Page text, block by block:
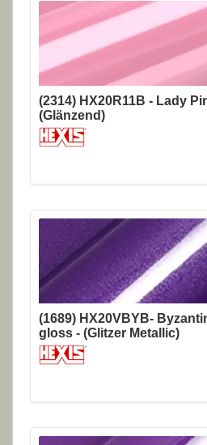
(2314) HX20R11B - Lady
(Glänzend)
(1689) HX20VBYB-
gloss - (Glitzer Metallic)